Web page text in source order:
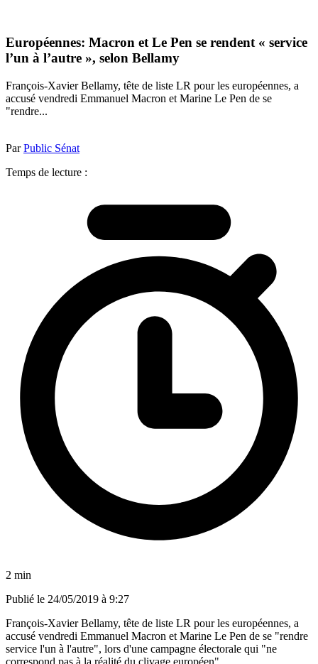
Européennes: Macron et Le Pen se rendent « service
l’un à l’autre », selon Bellamy
François-Xavier Bellamy, tête de liste LR pour les européennes, a
accusé vendredi Emmanuel Macron et Marine Le Pen de se
"rendre...
ParPublic Sénat
Temps de lecture :
2 min
Publié le 24/05/2019 à 9:27
François-Xavier Bellamy, tête de liste LR pour les européennes, a
accusé vendredi Emmanuel Macron et Marine Le Pen de se "rendre
service l'un à l'autre", lors d'une campagne électorale qui "ne
correspond pas à la réalité du clivage européen".